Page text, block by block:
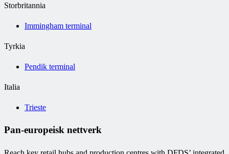
Storbritannia
Immingham terminal
Tyrkia
Pendik terminal
Italia
Trieste
Pan-europeisk nettverk